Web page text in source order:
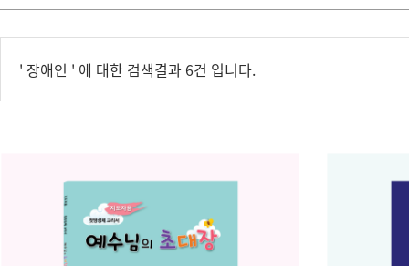
' 장애인 ' 에 대한 검색결과 6건 입니다.